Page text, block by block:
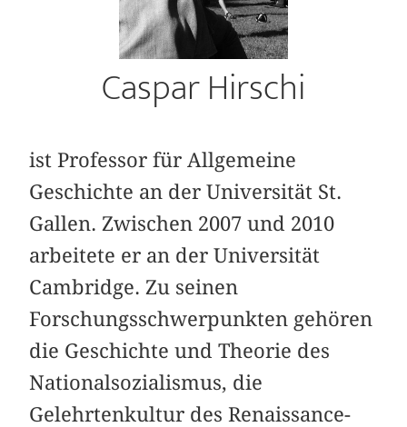
Caspar Hirschi
ist Professor für Allgemeine
Geschichte an der Universität St.
Gallen. Zwischen 2007 und 2010
arbeitete er an der Universität
Cambridge. Zu seinen
Forschungsschwerpunkten gehören
die Geschichte und Theorie des
Nationalsozialismus, die
Gelehrtenkultur des Renaissance-